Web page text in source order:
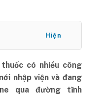
Hiện
có nhiều công
nhập viện và đang
qua đường tĩnh